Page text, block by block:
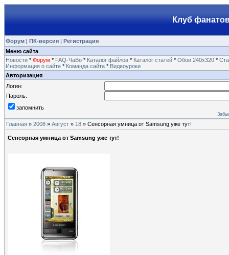
Клуб
Форум | ПК-версия | Регистрация
Меню сайта
Новости * Форум * FAQ-ЧаВо * Каталог файлов * Каталог статей * Обои 240х320 *
Информация о сайте * Команда сайта * Видеоуроки
Авторизация
Логин:
Пароль:
запомнить
Главная » 2008 » Август » 18 » Сенсорная умница от Samsung уже тут!
Сенсорная умница от Samsung уже тут!